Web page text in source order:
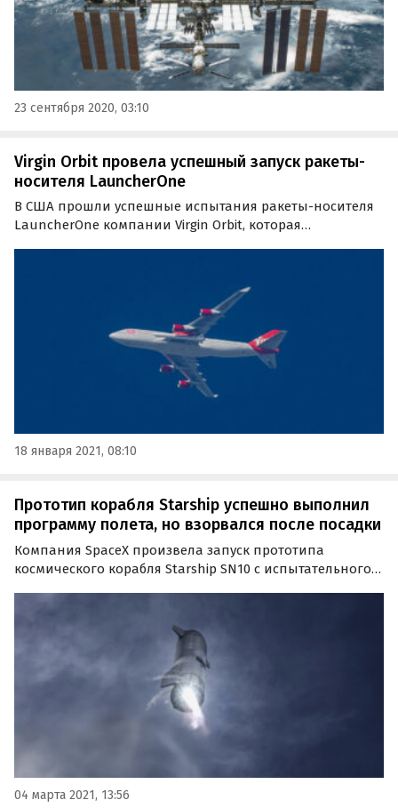
23 сентября 2020, 03:10
Virgin Orbit провела успешный запуск ракеты-
носителя LauncherOne
В США прошли успешные испытания ракеты-носителя
LauncherOne компании Virgin Orbit, которая
18 января 2021, 08:10
Прототип корабля Starship успешно выполнил
программу полета, но взорвался после посадки
Компания SpaceX произвела запуск прототипа
космического корабля Starship SN10 с испытательного
вечером 3 марта (в России уже наступило 4 марта).
04 марта 2021, 13:56